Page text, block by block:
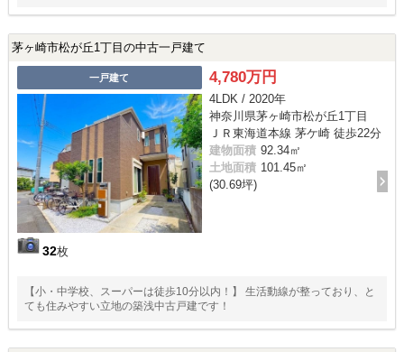
茅ヶ崎市松が丘1丁目の中古一戸建て
一戸建て
32枚
4,780万円
4LDK / 2020年
神奈川県茅ヶ崎市松が丘1丁目
ＪＲ東海道本線 茅ケ崎 徒歩22分
建物面積 92.34㎡
土地面積 101.45㎡
(30.69坪)
【小・中学校、スーパーは徒歩10分以内！】 生活動線が整っており、と
ても住みやすい立地の築浅中古戸建です！